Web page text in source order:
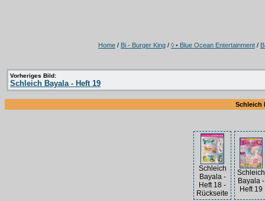
Home / Bi - Burger King / ◊ • Blue Ocean Entertainment /
Vorheriges Bild:
Schleich Bayala - Heft 19
Schleich
Schleich
Bayala -
Heft 18 -
Rückseite
Schleich
Bayala -
Heft 19